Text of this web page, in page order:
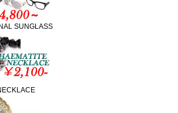
SUNGLASS